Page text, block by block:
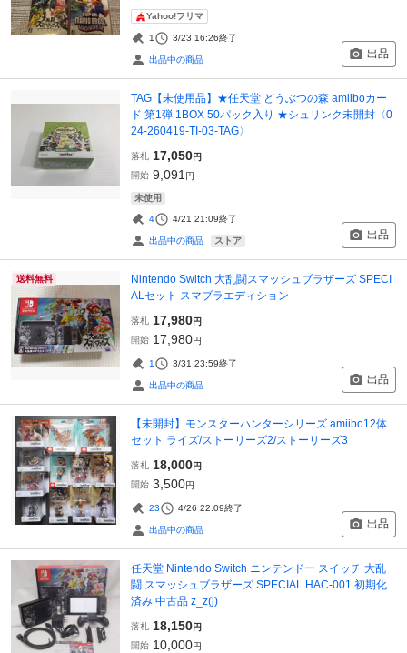
Yahoo!フリマ
1 3/23 16:26終了
出品中の商品 出品
TAG【未使用品】★任天堂 どうぶつの森 amiiboカー
ド 第1弾 1BOX 50パック入り ★シュリンク未開封〈0
24-260419-TI-03-TAG〉
落札 17,050円
開始 9,091 円
未使用
4 4/21 21:09終了
出品中の商品 ストア 出品
送料無料
Nintendo Switch 大乱闘スマッシュブラザーズ SPECI
ALセット スマブラエディション
落札 17,980円
開始 17,980円
1 3/31 23:59終了
出品中の商品 出品
【未開封】モンスターハンターシリーズ amiibo12体
セット ライズ/ストーリーズ2/ストーリーズ3
落札 18,000円
開始 3,500円
23 4/26 22:09終了
出品中の商品 出品
任天堂 Nintendo Switch ニンテンドー スイッチ 大乱
闘 スマッシュブラザーズ SPECIAL HAC-001 初期化
済み 中古品 z_z(j)
落札 18,150円
開始 10,000円